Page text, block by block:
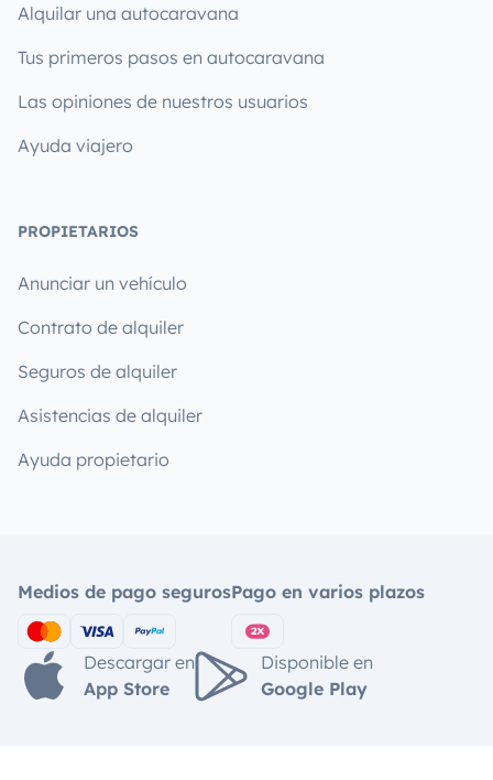
Alquilar una autocaravana
Tus primeros pasos en autocaravana
Las opiniones de nuestros usuarios
Ayuda viajero
PROPIETARIOS
Anunciar un vehículo
Contrato de alquiler
Seguros de alquiler
Asistencias de alquiler
Ayuda propietario
Medios de pago segurosPago en varios plazos
Descargar en
App Store
Disponible en
Google Play